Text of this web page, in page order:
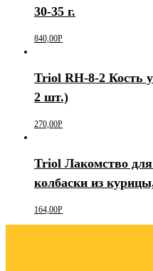
30-35 г.
840,00Р
Triol RH-8-2 Кость
2 шт.)
270,00Р
Triol Лакомство
колбаски из
164,00Р